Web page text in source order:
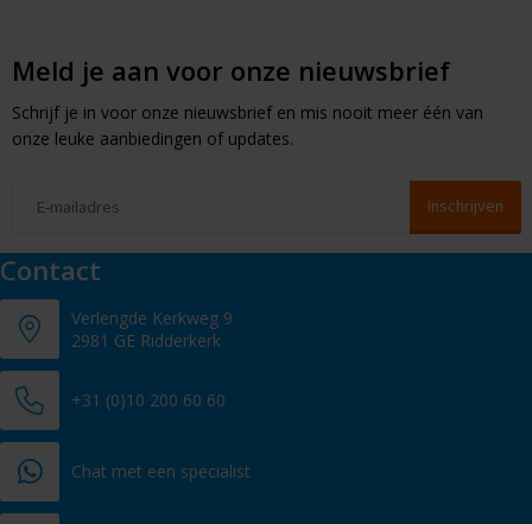
Meld je aan voor onze nieuwsbrief
Schrijf je in voor onze nieuwsbrief en mis nooit meer één van
onze leuke aanbiedingen of updates.
Contact
Verlengde Kerkweg 9
2981 GE Ridderkerk
+31 (0)10 200 60 60
Chat met een specialist